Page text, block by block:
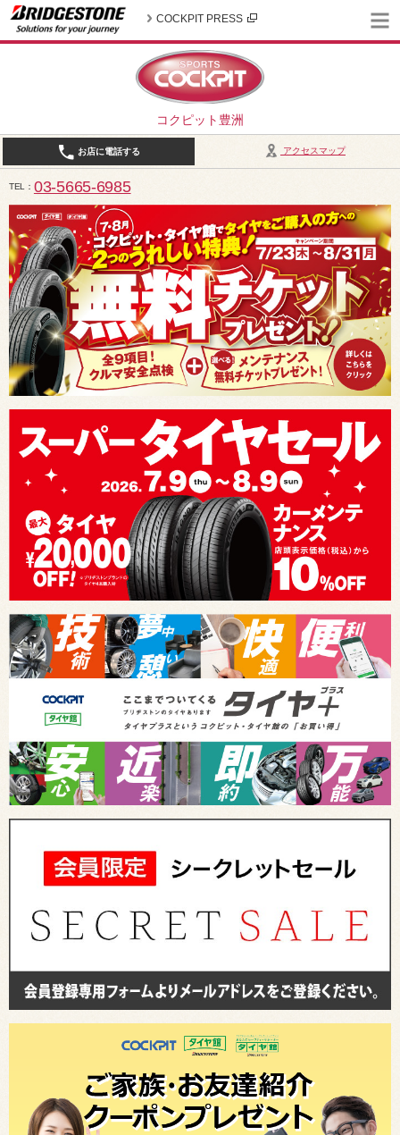
コクピット豊洲
COCKPIT PRESS
アクセスマップ
お店に電話する
TEL 03-5665-6985
10:30～19:00（作業受付18:00まで） / 定休日：2026年8月は、5日(水)、12日(水)、19日(水)、24